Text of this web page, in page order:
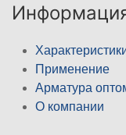
Применение
Арматура
О компании